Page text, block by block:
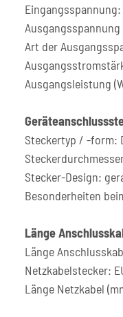
Eingangsspannung:
Ausgangsspannung
Art der
Ausgangsleistung
Steckertyp / -form:
Stecker-Design:
Besonderheiten
Länge
Länge
Netzkabelstecker:
Länge Netzkabel